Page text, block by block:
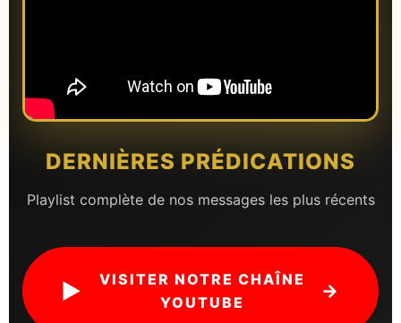
DERNIÈRES PRÉDICATIONS
Playlist complète de nos messages les plus récents
▶
VISITER NOTRE CHAÎNE
YOUTUBE
→